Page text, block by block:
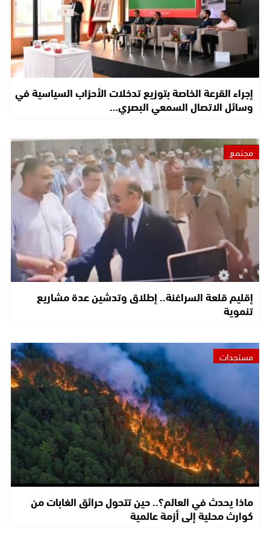
إجراء القرعة الخاصة بتوزيع تدخلات الأحزاب السياسية في
وسائل الاتصال السمعي البصري…
مجتمع
إقليم قلعة السراغنة.. إطلاق وتدشين عدة مشاريع
تنموية
مستجدات
ماذا يحدث في العالم؟.. حين تتحول حرائق الغابات من
كوارث محلية إلى أزمة عالمية